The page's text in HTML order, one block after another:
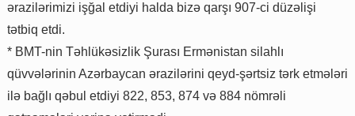
ərazilərimizi işğal etdiyi halda bizə qarşı 907-ci düzəlişi
tətbiq etdi.
* BMT-nin Təhlükəsizlik Şurası Ermənistan silahlı
qüvvələrinin Azərbaycan ərazilərini qeyd-şərtsiz tərk etmələri
ilə bağlı qəbul etdiyi 822, 853, 874 və 884 nömrəli